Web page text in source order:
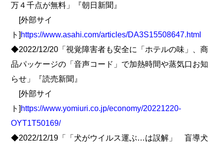
万４千点が無料」『朝日新聞』
[外部サイ
ト] https://www.asahi.com/articles/DA3S15508647.html
◆2022/12/20「視覚障害者も安全に「ホテルの味」、商
品パッケージの「音声コード」で加熱時間や蒸気口お知
らせ」『読売新聞』
[外部サイ
ト] https://www.yomiuri.co.jp/economy/20221220-
OYT1T50169/
◆2022/12/19「「犬がウイルス運ぶ…は誤解」 盲導犬